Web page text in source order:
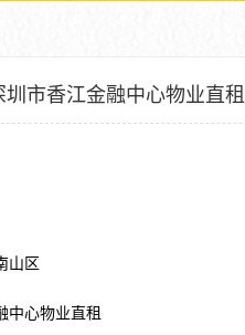
市香江金融中心物业直租
山区
中心物业直租